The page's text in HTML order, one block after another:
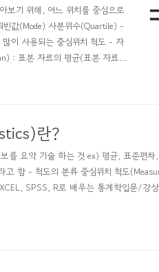
보기 위해, 어느 위치를 중심으로
빈값(Mode) 사분위수(Quartile) -
이 사용되는 중심위치 척도 - 자
: 표본 자료의 평균(표본 자료의
: N) - 특잇값(이상치)이 있다면
란?
를 요약 기술 하는 것 ex) 평균, 표준편
함 - 척도의 분류 중심위치 척도
SPSS, R로 배우는 통계학입문/강